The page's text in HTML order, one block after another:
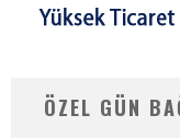
ÖZEL GÜN